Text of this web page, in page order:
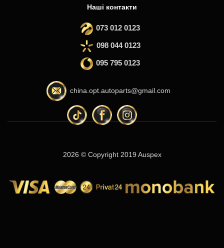
Наші контакти
073 012 0123
098 044 0123
095 795 0123
china.opt.autoparts@gmail.com
2026 © Copyright 2019 Auspex